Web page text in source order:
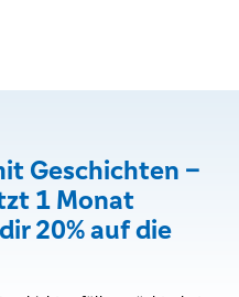
Geschichten –
1 Monat
20% auf die